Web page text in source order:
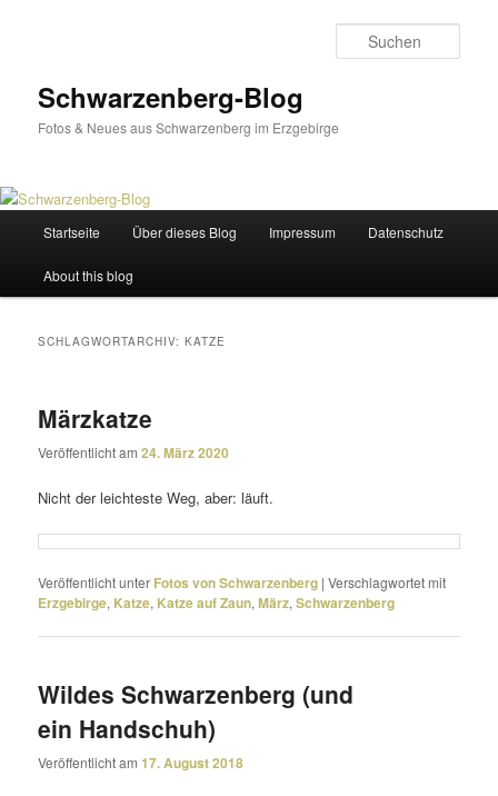
Schwarzenberg-Blog
Fotos & Neues aus Schwarzenberg im Erzgebirge
Startseite Über dieses Blog Impressum Datenschutz
About this blog
SCHLAGWORTARCHIV:KATZE
Märzkatze
Veröffentlicht am24. März 2020
Nicht der leich­teste Weg, aber: läuft.
Veröffentlicht unter Fotos von Schwarzenberg |Verschlagwortet mit
Erzgebirge, Katze, Katze auf Zaun,März,Schwarzenberg
Wildes Schwarzenberg (und
ein Handschuh)
Veröffentlicht am17. August 2018